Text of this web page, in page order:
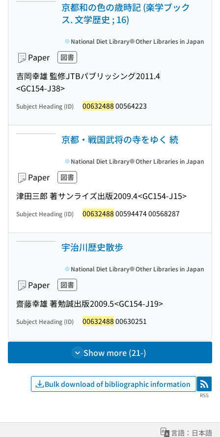
京都和の色の歳時記 (楽学ブック
ス. 文学歴史 ; 16)
Paper 図書
吉岡幸雄 監修JTBパブリッシング2011.4
<GC154-J38>
National Diet Library Other Libraries in Japan
Subject Heading (ID) 00632488 00564223
京都・戦国武将の寺をゆく 続
Paper 図書
津田三郎 著サンライズ出版2009.4<GC154-J15>
National Diet Library Other Libraries in Japan
Subject Heading (ID) 00632488 00594474 00568287
宇治川歴史散歩
Paper 図書
齋藤幸雄 著勉誠出版2009.5<GC154-J19>
National Diet Library Other Libraries in Japan
Subject Heading (ID) 00632488 00630251
Show more (21-)
Bulk download of bibliographic information RSS
RSS
言語：日本語